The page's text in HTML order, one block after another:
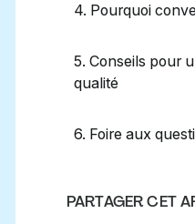
4. Pourquoi
5. Conseils pour
qualité
6. Foire aux
PARTAGER CET